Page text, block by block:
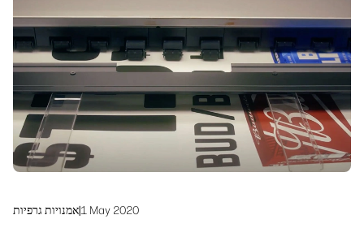
פתרונות זרימת עבודה
קיימות
אמנויות גרפיות|1 May 2020